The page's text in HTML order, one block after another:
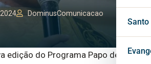
DominusComunicacao
edição do Programa Papo de Fé, e o